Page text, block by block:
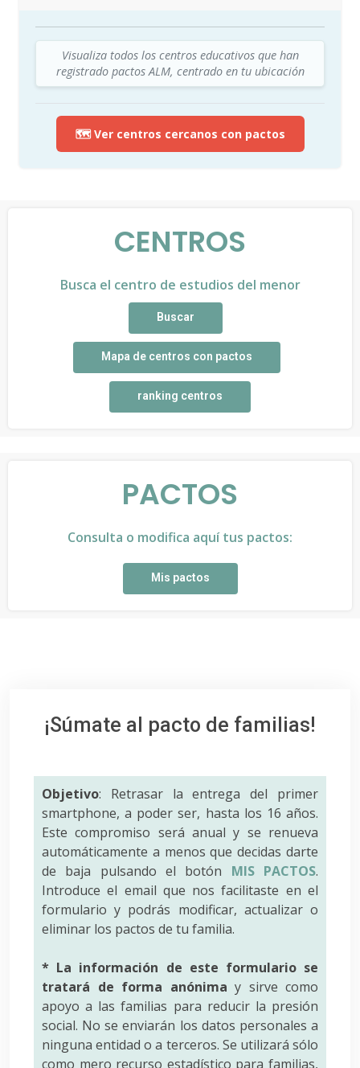
Visualiza todos los centros educativos que han
registrado pactos ALM, centrado en tu ubicación
🗺️ Ver centros cercanos con pactos
CENTROS
Busca el centro de estudios del menor
Buscar
Mapa de centros con pactos
ranking centros
PACTOS
Consulta o modifica aquí tus pactos:
Mis pactos
¡Súmate al pacto de familias!
Objetivo: Retrasar la entrega del primer
smartphone, a poder ser, hasta los 16 años.
Este compromiso será anual y se renueva
automáticamente a menos que decidas darte
de baja pulsando el botón MIS PACTOS.
Introduce el email que nos facilitaste en el
formulario y podrás modificar, actualizar o
eliminar los pactos de tu familia.
* La información de este formulario se
tratará de forma anónima y sirve como
apoyo a las familias para reducir la presión
social. No se enviarán los datos personales a
ninguna entidad o a terceros. Se utilizará sólo
como mero recurso estadístico para familias,